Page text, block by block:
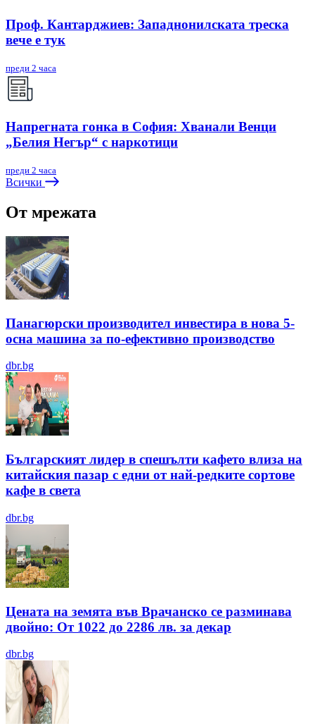
Проф. Кантарджиев: Западнонилската треска
вече е тук
преди 2 часа
Напрегната гонка в София: Хванали Венци
„Белия Негър“ с наркотици
преди 2 часа
Всички
От мрежата
Панагюрски производител инвестира в нова 5-
осна машина за по-ефективно производство
dbr.bg
Българският лидер в спешълти кафето влиза на
китайския пазар с едни от най-редките сортове
кафе в света
dbr.bg
Цената на земята във Врачанско се разминава
двойно: От 1022 до 2286 лв. за декар
dbr.bg